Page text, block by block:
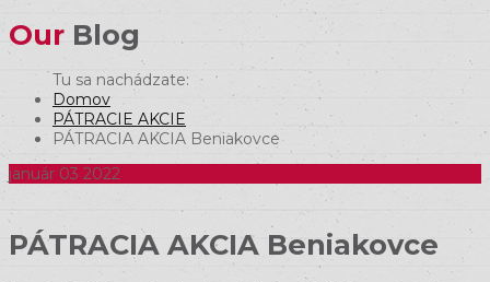
Our Blog
Domov
PÁTRACIE AKCIE
PÁTRACIA AKCIA Beniakovce
január 03 2022
PÁTRACIA AKCIA Beniakovce